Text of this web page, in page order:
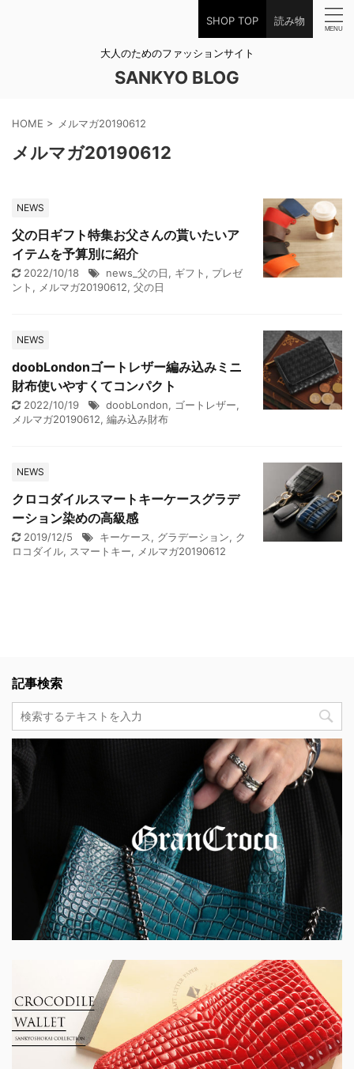
SHOP TOP 読み物
大人のためのファッションサイト
SANKYO BLOG
HOME > メルマガ20190612
メルマガ20190612
NEWS
父の日ギフト特集お父さんの貰いたいア
イテムを予算別に紹介
2022/10/18 news_父の日, ギフト , プレゼ
ント , メルマガ20190612, 父の日
NEWS
doobLondonゴートレザー編み込みミニ
財布使いやすくてコンパクト
2022/10/19 doobLondon, ゴートレザー,
メルマガ20190612, 編み込み財布
NEWS
クロコダイルスマートキーケースグラデ
ーション染めの高級感
2019/12/5 キーケース, グラデーション, ク
ロコダイル, スマートキー, メルマガ20190612
記事検索